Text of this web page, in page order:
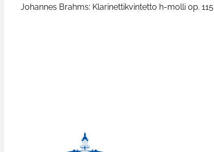
Johannes Brahms: Klarinettikvintetto h-molli op. 115